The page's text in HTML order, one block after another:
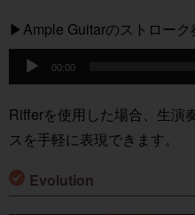
▶︎Ample Guitarのストローク
音
ー
ヤ
ー
00:00
Rifferを使用した場合、生演
スを手軽に表現できます。
Evolution